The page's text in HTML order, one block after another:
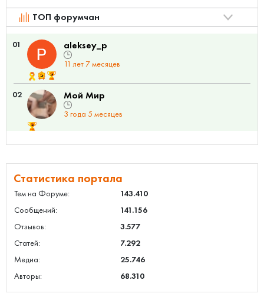
ТОП форумчан
01 aleksey_p
11 лет 7 месяцев
02 Мой Мир
3 года 5 месяцев
Статистика портала
Тем на Форуме:
143.410
Сообщений:
141.156
Отзывов:
3.577
Статей:
7.292
Медиа:
25.746
Авторы:
68.310